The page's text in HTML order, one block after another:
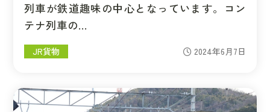
列車が鉄道趣味の中心となっています。コン
テナ列車の…
JR貨物 2024年6月7日